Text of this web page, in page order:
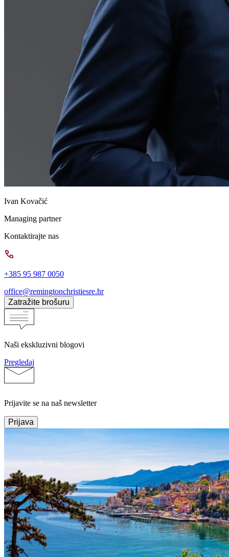
Ivan Kovačić
Managing partner
Kontaktirajte nas
+385 95 987 0050
office@remingtonchristiesre.hr
Zatražite brošuru
Naši ekskluzivni blogovi
Pregledaj
Prijavite se na naš newsletter
Prijava